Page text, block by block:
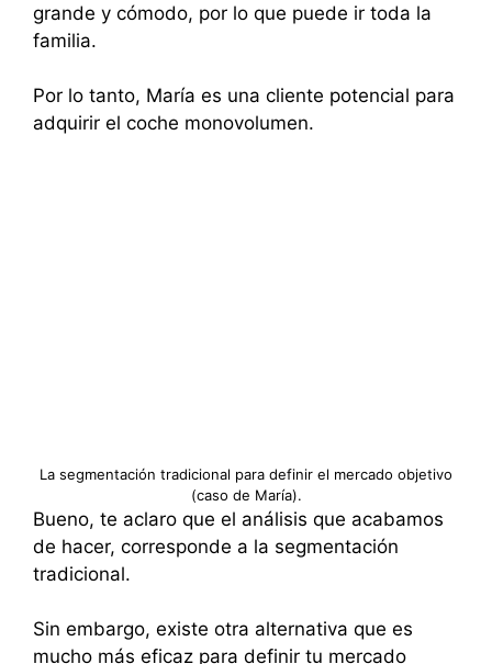
grande y cómodo, por lo que puede ir toda la
familia.
Por lo tanto, María es una cliente potencial para
adquirir el coche monovolumen.
La segmentación tradicional para definir el mercado objetivo
(caso de María).
Bueno, te aclaro que el análisis que acabamos
de hacer, corresponde a la segmentación
tradicional.
Sin embargo, existe otra alternativa que es
mucho más eficaz para definir tu mercado